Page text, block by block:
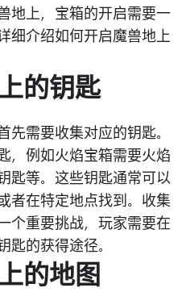
地上，宝箱的开启需要一
细介绍如何开启魔兽地上
的钥匙
先需要收集对应的钥匙。
，例如火焰宝箱需要火焰
匙等。这些钥匙通常可以
者在特定地点找到。收集
个重要挑战，玩家需要在
匙的获得途径。
的地图